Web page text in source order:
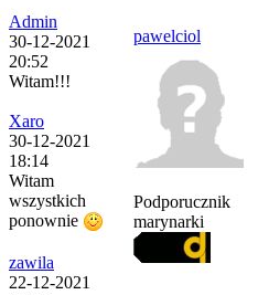
Admin
30-12-2021
20:52
Witam!!!
Xaro
30-12-2021
18:14
Witam
wszystkich
ponownie
zawila
22-12-2021
pawelciol
Podporucznik
marynarki